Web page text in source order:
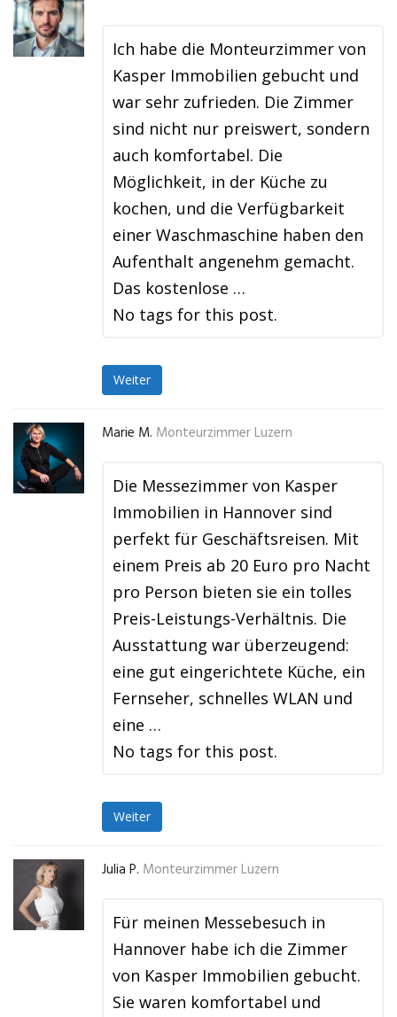
Ich habe die Monteurzimmer von
Kasper Immobilien gebucht und
war sehr zufrieden. Die Zimmer
sind nicht nur preiswert, sondern
auch komfortabel. Die
Möglichkeit, in der Küche zu
kochen, und die Verfügbarkeit
einer Waschmaschine haben den
Aufenthalt angenehm gemacht.
Das kostenlose …
No tags for this post.
Weiter
Marie M. Monteurzimmer Luzern
Die Messezimmer von Kasper
Immobilien in Hannover sind
perfekt für Geschäftsreisen. Mit
einem Preis ab 20 Euro pro Nacht
pro Person bieten sie ein tolles
Preis-Leistungs-Verhältnis. Die
Ausstattung war überzeugend:
eine gut eingerichtete Küche, ein
Fernseher, schnelles WLAN und
eine …
No tags for this post.
Weiter
Julia P. Monteurzimmer Luzern
Für meinen Messebesuch in
Hannover habe ich die Zimmer
von Kasper Immobilien gebucht.
Sie waren komfortabel und